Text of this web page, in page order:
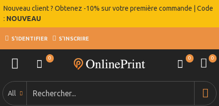
Nouveau client ? Obtenez -10% sur votre première commande | Code
: NOUVEAU
S'IDENTIFIER S'INSCRIRE
0 0 0
All